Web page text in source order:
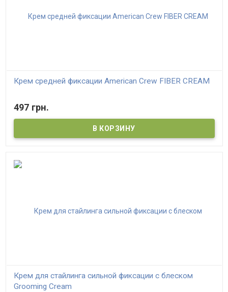
Крем средней фиксации American Crew FIBER CREAM
497 грн.
Крем для стайлинга сильной фиксации с блеском
Grooming Cream